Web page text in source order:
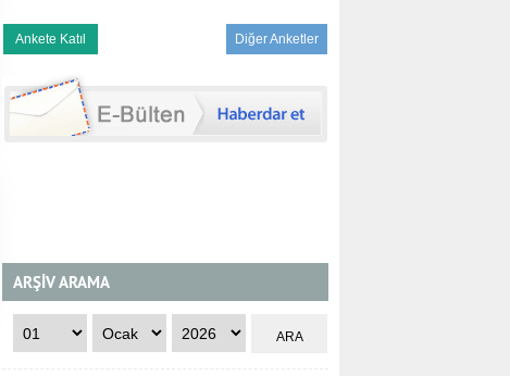
Diğer Anketler
ARŞİV ARAMA